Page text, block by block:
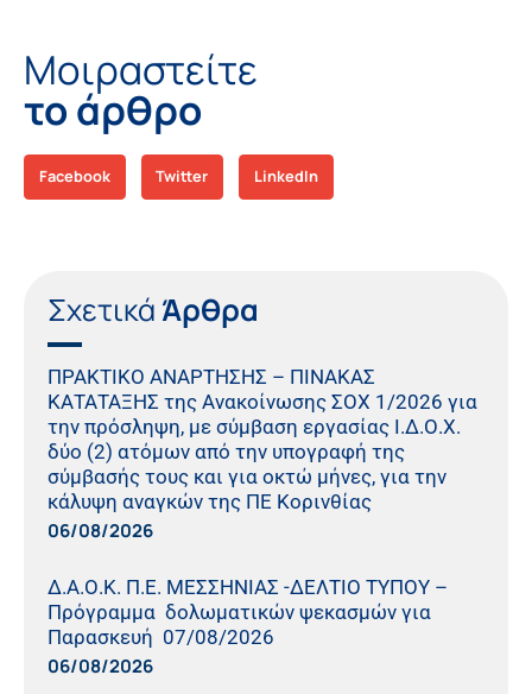
Μοιραστείτε
το άρθρο
Facebook Twitter LinkedIn
Σχετικά Άρθρα
ΠΡΑΚΤΙΚO ΑΝΑΡΤΗΣΗΣ – ΠΙΝΑΚΑΣ
ΚΑΤΑΤΑΞΗΣ της Ανακοίνωσης ΣΟΧ 1/2026 για
την πρόσληψη, με σύμβαση εργασίας Ι.Δ.Ο.Χ.
δύο (2) ατόμων από την υπογραφή της
σύμβασής τους και για οκτώ μήνες, για την
κάλυψη αναγκών της ΠΕ Κορινθίας
06/08/2026
Δ.Α.Ο.Κ. Π.Ε. ΜΕΣΣΗΝΙΑΣ -ΔΕΛΤΙΟ ΤΥΠΟΥ –
Πρόγραμμα δολωματικών ψεκασμών για
Παρασκευή 07/08/2026
06/08/2026